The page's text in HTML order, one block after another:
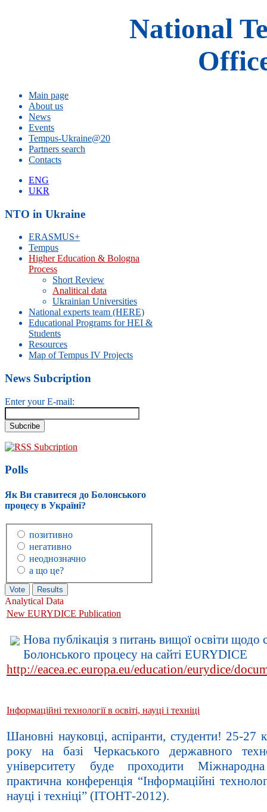
National
Main page
About us
News
Events
Tempus-Ukraine@20
Partners search
Contacts
ENG
UKR
NTO in Ukraine
ERASMUS+
Tempus
Higher Education & Bologna
Process
Short Review
Analitical data
Ukrainian Universities
National experts team (HERE)
Educational Programs for HEI &
Students
Resources
Map of Tempus IV Projects
News Subcription
Enter your E-mail:
RSS Subcription
Polls
Як Ви ставитеся до Болонського
процесу в Україні?
позитивно
негативно
неоднозначно
а що це?
Analytical Data
New EURYDICE Publication
Нова публікація з питань вищої освіти щодо
Болонського процесу на сайті EURYDICE
http://eacea.ec.europa.eu/education/eurydice/
Інформаційні технології в освіті, науці і техніці
Шановні науковці, аспіранти, студенти! 25-27
року на базі Черкаського державного
університету буде проходити
практична конференція “Інформаційні
науці і техніці” (ІТОНТ-2012).